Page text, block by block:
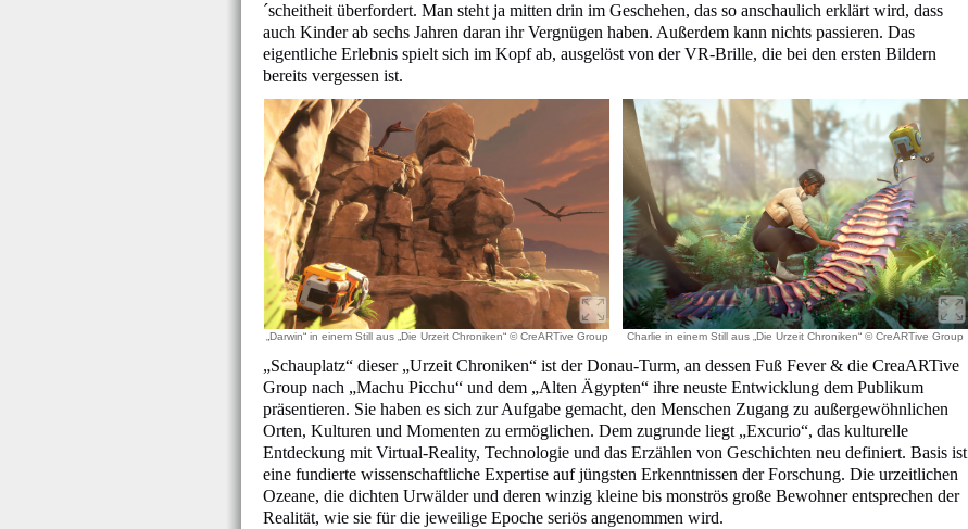
´scheitheit überfordert. Man steht ja mitten drin im Geschehen, das so anschaulich erklärt wird, dass
auch Kinder ab sechs Jahren daran ihr Vergnügen haben. Außerdem kann nichts passieren. Das
eigentliche Erlebnis spielt sich im Kopf ab, ausgelöst von der VR-Brille, die bei den ersten Bildern
bereits vergessen ist.
„Darwin“ in einem Still aus „Die Urzeit Chroniken“ © CreARTive Group Charlie in einem Still aus „Die Urzeit Chroniken“ © CreARTive Group
„Schauplatz“ dieser „Urzeit Chroniken“ ist der Donau-Turm, an dessen Fuß Fever & die CreaARTive
Group nach „Machu Picchu“ und dem „Alten Ägypten“ ihre neuste Entwicklung dem Publikum
präsentieren. Sie haben es sich zur Aufgabe gemacht, den Menschen Zugang zu außergewöhnlichen
Orten, Kulturen und Momenten zu ermöglichen. Dem zugrunde liegt „Excurio“, das kulturelle
Entdeckung mit Virtual-Reality, Technologie und das Erzählen von Geschichten neu definiert. Basis ist
eine fundierte wissenschaftliche Expertise auf jüngsten Erkenntnissen der Forschung. Die urzeitlichen
Ozeane, die dichten Urwälder und deren winzig kleine bis monströs große Bewohner entsprechen der
Realität, wie sie für die jeweilige Epoche seriös angenommen wird.